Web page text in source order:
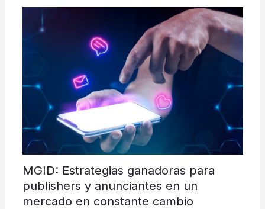
MGID: Estrategias ganadoras para
publishers y anunciantes en un
mercado en constante cambio